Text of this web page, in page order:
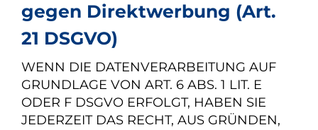
gegen Direktwerbung (Art.
21 DSGVO)
WENN DIE DATENVERARBEITUNG AUF
GRUNDLAGE VON ART. 6 ABS. 1 LIT. E
ODER F DSGVO ERFOLGT, HABEN SIE
JEDERZEIT DAS RECHT, AUS GRÜNDEN,